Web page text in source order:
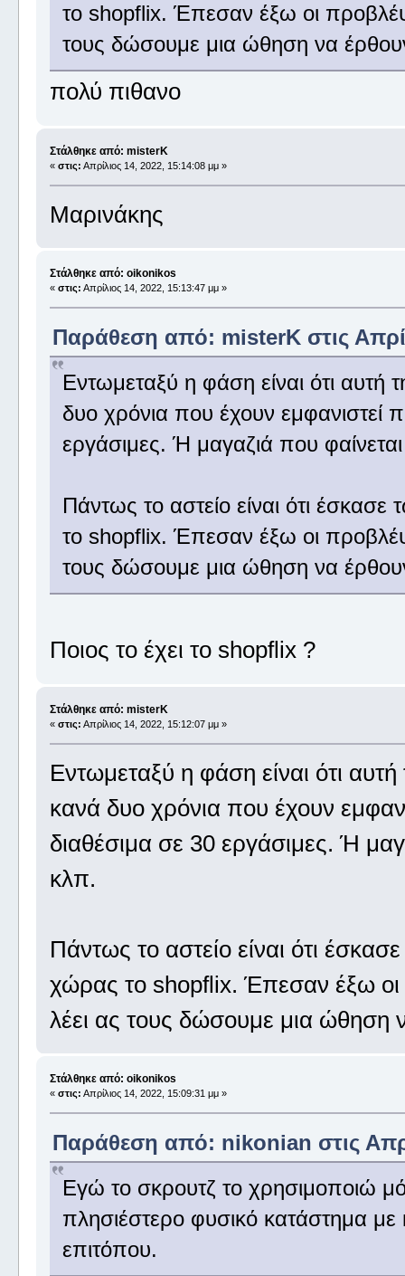
το shopflix. Έπεσαν έξω οι
τους δώσουμε μια ώθηση να
πολύ πιθανο
Στάλθηκε από: misterK
« στις: Απρίλιος 14, 2022, 15:14:08 μμ »
Μαρινάκης
Στάλθηκε από: oikonikos
« στις: Απρίλιος 14, 2022, 15:13:47 μμ »
Παράθεση από: misterK στις
Εντωμεταξύ η φάση είναι ότι αυτή
δυο χρόνια που έχουν εμφανιστεί
εργάσιμες. Ή μαγαζιά που
Πάντως το αστείο είναι ότι
το shopflix. Έπεσαν έξω οι
τους δώσουμε μια ώθηση να
Ποιος το έχει το shopflix ?
Στάλθηκε από: misterK
« στις: Απρίλιος 14, 2022, 15:12:07 μμ »
Εντωμεταξύ η φάση είναι ότι
κανά δυο χρόνια που έχουν
διαθέσιμα σε 30 εργάσιμες. Ή
κλπ.
Πάντως το αστείο είναι ότι
χώρας το shopflix. Έπεσαν έξω οι
λέει ας τους δώσουμε μια ώθηση
Στάλθηκε από: oikonikos
« στις: Απρίλιος 14, 2022, 15:09:31 μμ »
Παράθεση από: nikonian στις
Εγώ το σκρουτζ το χρησιμοποιώ
πλησιέστερο φυσικό κατάστημα
επιτόπου.